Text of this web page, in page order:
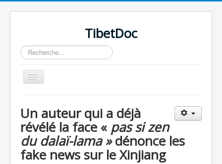
TibetDoc
Rechercher
Basculer
la
Un auteur qui a déjà
révélé la face « pas si zen
du dalaï-lama »dénonce les
fake news sur le Xinjiang